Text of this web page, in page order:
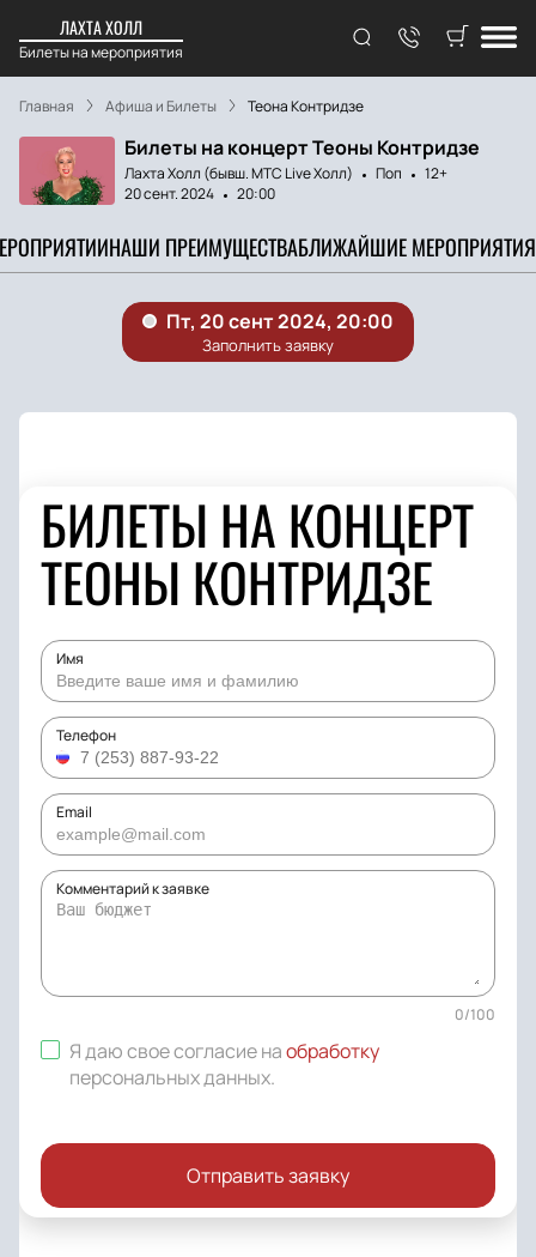
ЛАХТА ХОЛЛ
Билеты на мероприятия
Главная Афиша и Билеты Теона Контридзе
Билеты на концерт Теоны Контридзе
Лахта Холл (бывш. МТС Live Холл) Поп
12+
20 сент. 2024
20:00
НАШИ ПРЕИМУЩЕСТВАБЛИЖАЙШИЕ МЕРОПРИЯТИЯ
БИЛЕТЫ НА КОНЦЕРТ
ТЕОНЫ КОНТРИДЗЕ
Имя
Телефон
Email
Комментарий к заявке
0/100
Я даю свое согласие наобработку
персональных данных.
Отправить заявку